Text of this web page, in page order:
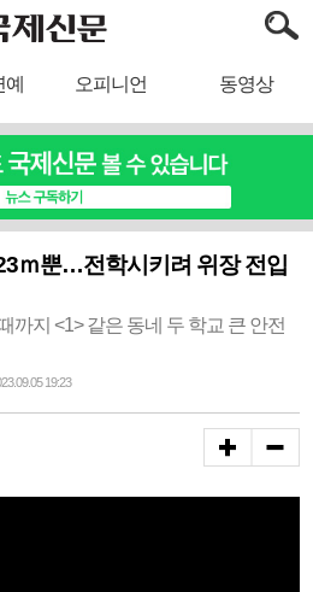
오피니언 동영상
ｍ뿐…전학시키려 위장 전입
까지 <1> 같은 동네 두 학교 큰 안전
19:23